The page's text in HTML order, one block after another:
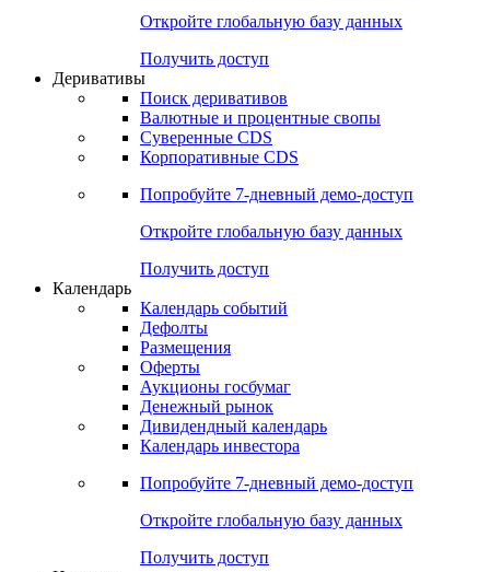
Поиск Mutual Funds
Попробуйте7-дневный
Откройте глобальную базу данных
Получить доступ
Деривативы
Валютные и процентные свопы
Корпоративные CDS
Попробуйте7-дневный
Откройте глобальную базу данных
Получить доступ
Календарь
Календарь событий
Дефолты
Размещения
Оферты
Денежный рынок
Календарь инвестора
Попробуйте7-дневный